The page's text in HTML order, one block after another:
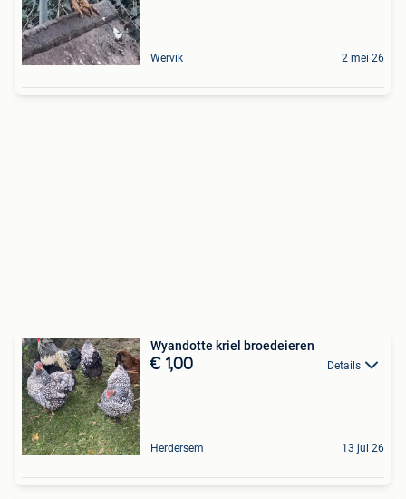
Wervik 2 mei 26
Wyandotte kriel broedeieren
€ 1,00 Details
Herdersem 13 jul 26